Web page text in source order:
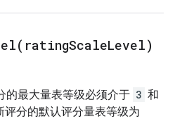
ratingScaleLevel)
的最大量表等级必须介于 3 和
评分的默认评分量表等级为